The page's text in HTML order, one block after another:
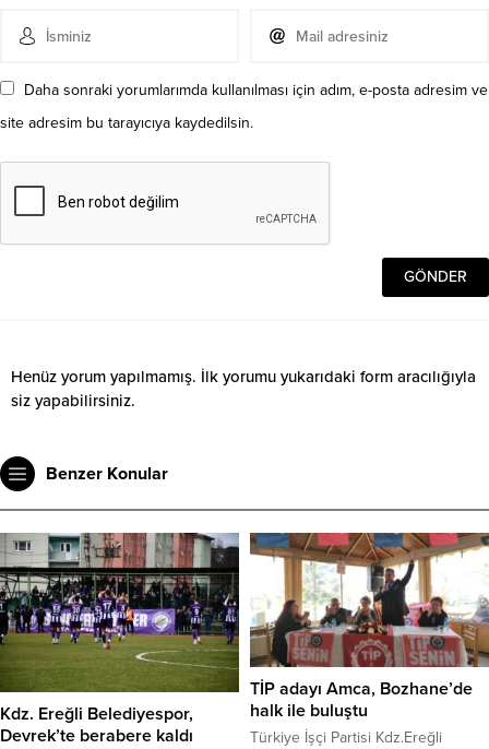
Daha sonraki yorumlarımda kullanılması için adım, e-posta adresim ve
site adresim bu tarayıcıya kaydedilsin.
Henüz yorum yapılmamış. İlk yorumu yukarıdaki form aracılığıyla
siz yapabilirsiniz.
Benzer Konular
Kdz. Ereğli Belediyespor,
Devrek’te berabere kaldı
TİP adayı Amca, Bozhane’de
halk ile buluştu
Türkiye İşçi Partisi Kdz.Ereğli